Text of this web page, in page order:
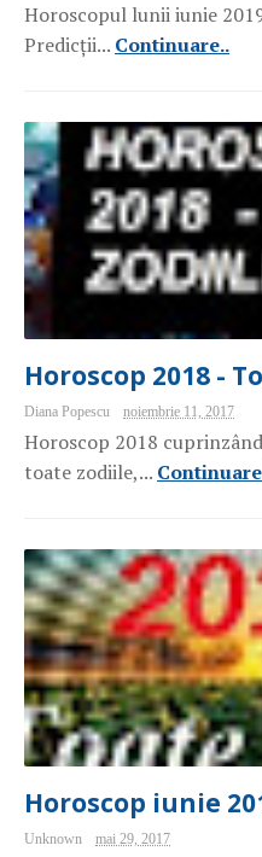
Horoscopul lunii iunie
Predicții... Continuare..
Horoscop 2018 -
Diana Popescu noiembrie 11, 2017
Horoscop 2018
toate zodiile,...
Horoscop iunie
Unknown mai 29, 2017